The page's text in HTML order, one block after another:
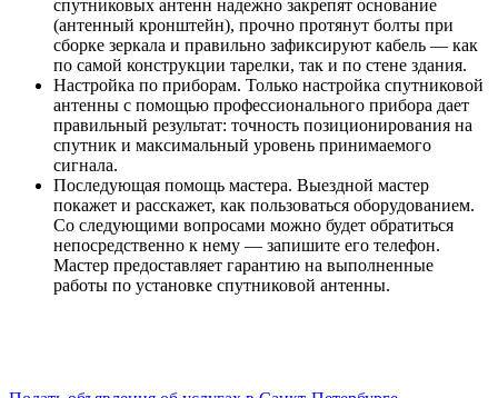
спутниковых антенн надежно закрепят основание
(антенный кронштейн), прочно протянут болты при
сборке зеркала и правильно зафиксируют кабель — как
по самой конструкции тарелки, так и по стене здания.
Настройка по приборам. Только настройка спутниковой
антенны с помощью профессионального прибора дает
правильный результат: точность позиционирования на
спутник и максимальный уровень принимаемого
сигнала.
Последующая помощь мастера. Выездной мастер
покажет и расскажет, как пользоваться оборудованием.
Со следующими вопросами можно будет обратиться
непосредственно к нему — запишите его телефон.
Мастер предоставляет гарантию на выполненные
работы по установке спутниковой антенны.